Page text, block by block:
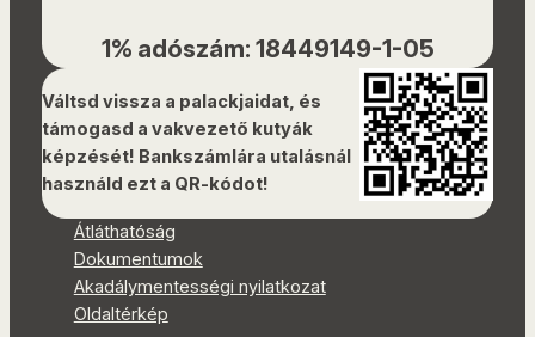
1% adószám: 18449149-1-05
Váltsd vissza a palackjaidat, és
támogasd a vakvezető kutyák
képzését! Bankszámlára utalásnál
használd ezt a QR-kódot!
Átláthatóság
Dokumentumok
Akadálymentességi nyilatkozat
Oldaltérkép